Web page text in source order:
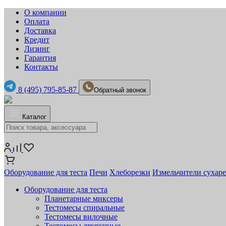
О компании
Оплата
Доставка
Кредит
Лизинг
Гарантия
Контакты
8 (495) 795-85-87 Обратный звонок
Каталог
Оборудование для теста Печи Хлеборезки Измельчители
Оборудование для теста
Планетарные миксеры
Тестомесы спиральные
Тестомесы вилочные